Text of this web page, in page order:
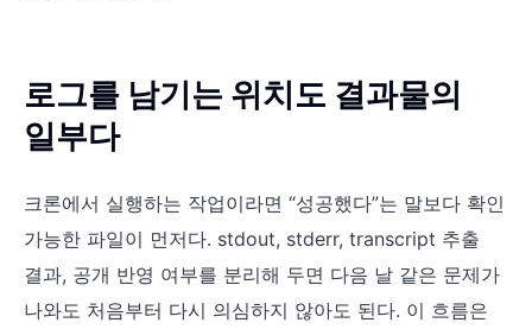
로그를 남기는 위치도 결과물의
일부다
크론에서 실행하는 작업이라면 “성공했다”는 말보다 확인
가능한 파일이 먼저다. stdout, stderr, transcript 추출
결과, 공개 반영 여부를 분리해 두면 다음 날 같은 문제가
나와도 처음부터 다시 의심하지 않아도 된다. 이 흐름은